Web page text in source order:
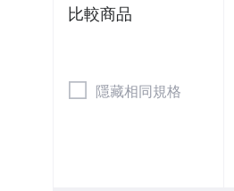
比較商品
隱藏相同規格